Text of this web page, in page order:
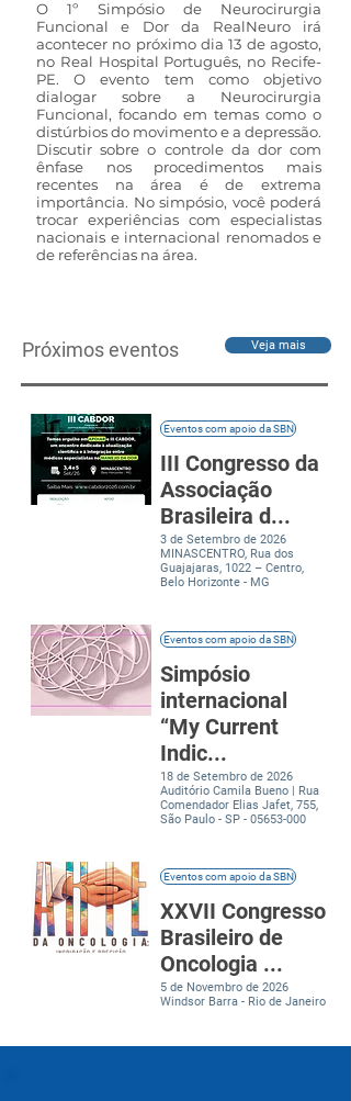
O 1º Simpósio de Neurocirurgia
Funcional e Dor da RealNeuro irá
acontecer no próximo dia 13 de agosto,
no Real Hospital Português, no Recife-
PE. O evento tem como objetivo
dialogar sobre a Neurocirurgia
Funcional, focando em temas como o
distúrbios do movimento e a depressão.
Discutir sobre o controle da dor com
ênfase nos procedimentos mais
recentes na área é de extrema
importância. No simpósio, você poderá
trocar experiências com especialistas
nacionais e internacional renomados e
de referências na área.
Próximos eventos Veja mais
Eventos com apoio da SBN
III Congresso da
Associação
Brasileira d...
3 de Setembro de 2026
MINASCENTRO, Rua dos
Guajajaras, 1022 – Centro,
Belo Horizonte - MG
Eventos com apoio da SBN
Simpósio
internacional
“My Current
Indic...
18 de Setembro de 2026
Auditório Camila Bueno | Rua
Comendador Elias Jafet, 755,
São Paulo - SP - 05653-000
Eventos com apoio da SBN
XXVII Congresso
Brasileiro de
Oncologia ...
5 de Novembro de 2026
Windsor Barra - Rio de Janeiro